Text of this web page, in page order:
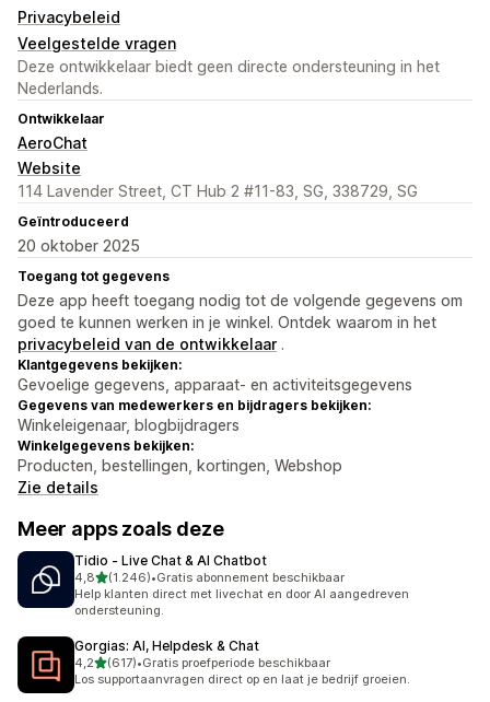
Privacybeleid
Veelgestelde vragen
Deze ontwikkelaar biedt geen directe ondersteuning in het
Nederlands.
Ontwikkelaar
AeroChat
Website
114 Lavender Street, CT Hub 2 #11-83, SG, 338729, SG
Geïntroduceerd
20 oktober 2025
Toegang tot gegevens
Deze app heeft toegang nodig tot de volgende gegevens om
goed te kunnen werken in je winkel. Ontdek waarom in het
privacybeleid van de ontwikkelaar .
Klantgegevens bekijken:
Gevoelige gegevens, apparaat- en activiteitsgegevens
Gegevens van medewerkers en bijdragers bekijken:
Winkeleigenaar, blogbijdragers
Winkelgegevens bekijken:
Producten, bestellingen, kortingen, Webshop
Zie details
Meer apps zoals deze
Tidio ‑ Live Chat & AI Chatbot
4,8van 5 sterren
(1.246)
1246 recensies in totaal
•Gratis abonnement beschikbaar
Help klanten direct met livechat en door AI aangedreven
ondersteuning.
Gorgias: AI, Helpdesk & Chat
4,2van 5 sterren
(617)
617 recensies in totaal
•Gratis proefperiode beschikbaar
Los supportaanvragen direct op en laat je bedrijf groeien.